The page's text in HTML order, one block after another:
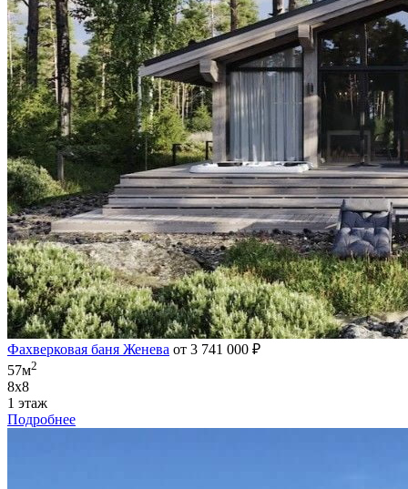
Фахверковая баня Женева от 3 741 000 ₽
57м2
8х8
1 этаж
Подробнее